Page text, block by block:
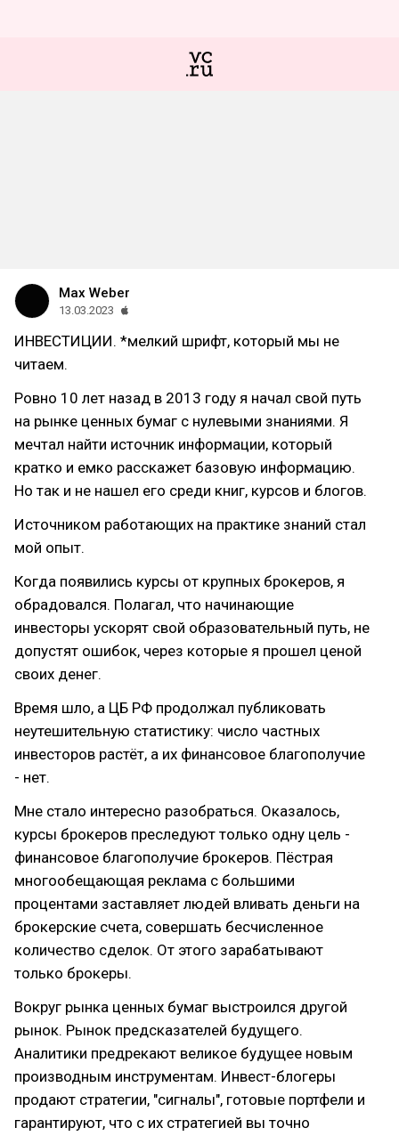
Max Weber
13.03.2023
ИНВЕСТИЦИИ. *мелкий шрифт, который мы не
читаем.
Ровно 10 лет назад в 2013 году я начал свой путь
на рынке ценных бумаг с нулевыми знаниями. Я
мечтал найти источник информации, который
кратко и емко расскажет базовую информацию.
Но так и не нашел его среди книг, курсов и блогов.
Источником работающих на практике знаний стал
мой опыт.
Когда появились курсы от крупных брокеров, я
обрадовался. Полагал, что начинающие
инвесторы ускорят свой образовательный путь, не
допустят ошибок, через которые я прошел ценой
своих денег.
Время шло, а ЦБ РФ продолжал публиковать
неутешительную статистику: число частных
инвесторов растёт, а их финансовое благополучие
- нет.
Мне стало интересно разобраться. Оказалось,
курсы брокеров преследуют только одну цель -
финансовое благополучие брокеров. Пёстрая
многообещающая реклама с большими
процентами заставляет людей вливать деньги на
брокерские счета, совершать бесчисленное
количество сделок. От этого зарабатывают
только брокеры.
Вокруг рынка ценных бумаг выстроился другой
рынок. Рынок предсказателей будущего.
Аналитики предрекают великое будущее новым
производным инструментам. Инвест-блогеры
продают стратегии, "сигналы", готовые портфели и
гарантируют, что с их стратегией вы точно